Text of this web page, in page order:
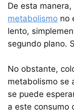
De esta
metabolismo no
lento,
segundo plano.
No obstante,
metabolismo se
se puede
a este consumo